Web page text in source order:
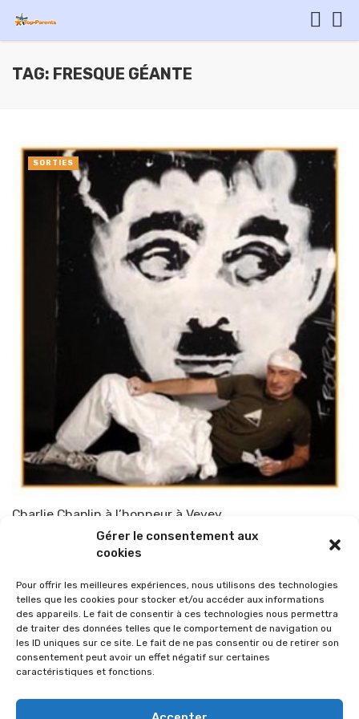
Gérer le consentement aux
cookies
Pour offrir les meilleures expériences, nous utilisons des technologies
telles que les cookies pour stocker et/ou accéder aux informations
des appareils. Le fait de consentir à ces technologies nous permettra
de traiter des données telles que le comportement de navigation ou
les ID uniques sur ce site. Le fait de ne pas consentir ou de retirer son
consentement peut avoir un effet négatif sur certaines
caractéristiques et fonctions.
TAG: FRESQUE GÉANTE
Charlie Chaplin à l’honneur à Vevey
TOP-PARENTS 10 juin 2010
SORTIES